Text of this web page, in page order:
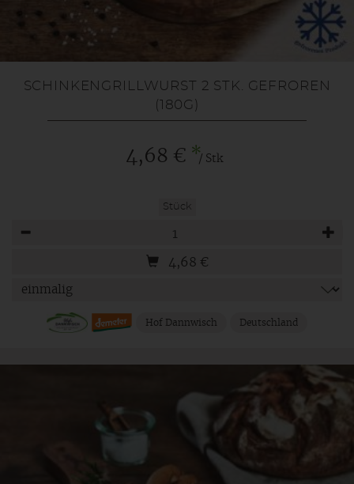
SCHINKENGRILLWURST 2 STK. GEFROREN
(180G)
4,68 € */ Stk
Stück
4,68 €
Hof Dannwisch Deutschland